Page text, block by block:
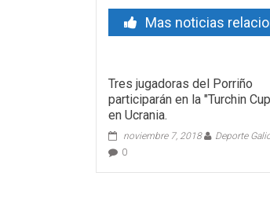
Mas noticias
Tres jugadoras del Porriño
participarán en la "Turchin
en Ucrania.
noviembre 7, 2018
Deporte
0